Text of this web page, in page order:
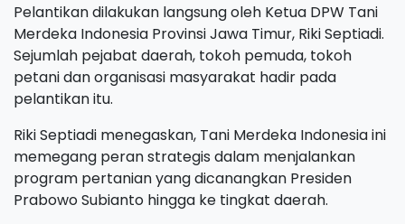
Pelantikan dilakukan langsung oleh Ketua DPW Tani
Merdeka Indonesia Provinsi Jawa Timur, Riki Septiadi.
Sejumlah pejabat daerah, tokoh pemuda, tokoh
petani dan organisasi masyarakat hadir pada
pelantikan itu.
Riki Septiadi menegaskan, Tani Merdeka Indonesia ini
memegang peran strategis dalam menjalankan
program pertanian yang dicanangkan Presiden
Prabowo Subianto hingga ke tingkat daerah.